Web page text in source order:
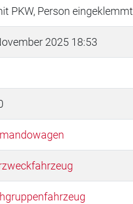
PKW, Person eingeklemmt
2025 18:53